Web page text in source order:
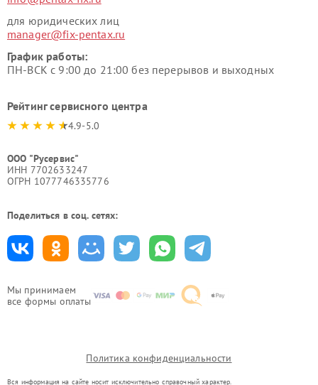
Мы принимаем
все формы оплаты
для юридических лиц
manager@fix-pentax.ru
График работы:
ПН-ВСК с 9:00 до 21:00 без перерывов и выходных
Рейтинг сервисного центра
4.9-5.0
ООО "Русервис"
ИНН 7702633247
ОГРН 1077746335776
Поделиться в соц. сетях:
Политика конфиденциальности
Вся информация на сайте носит исключительно справочный характер.